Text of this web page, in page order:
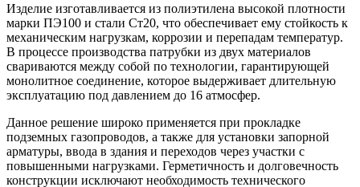
Изделие изготавливается из полиэтилена высокой плотности
марки ПЭ100 и стали Ст20, что обеспечивает ему стойкость к
механическим нагрузкам, коррозии и перепадам температур.
В процессе производства патрубки из двух материалов
свариваются между собой по технологии, гарантирующей
монолитное соединение, которое выдерживает длительную
эксплуатацию под давлением до 16 атмосфер.
Данное решение широко применяется при прокладке
подземных газопроводов, а также для установки запорной
арматуры, ввода в здания и переходов через участки с
повышенными нагрузками. Герметичность и долговечность
конструкции исключают необходимость технического